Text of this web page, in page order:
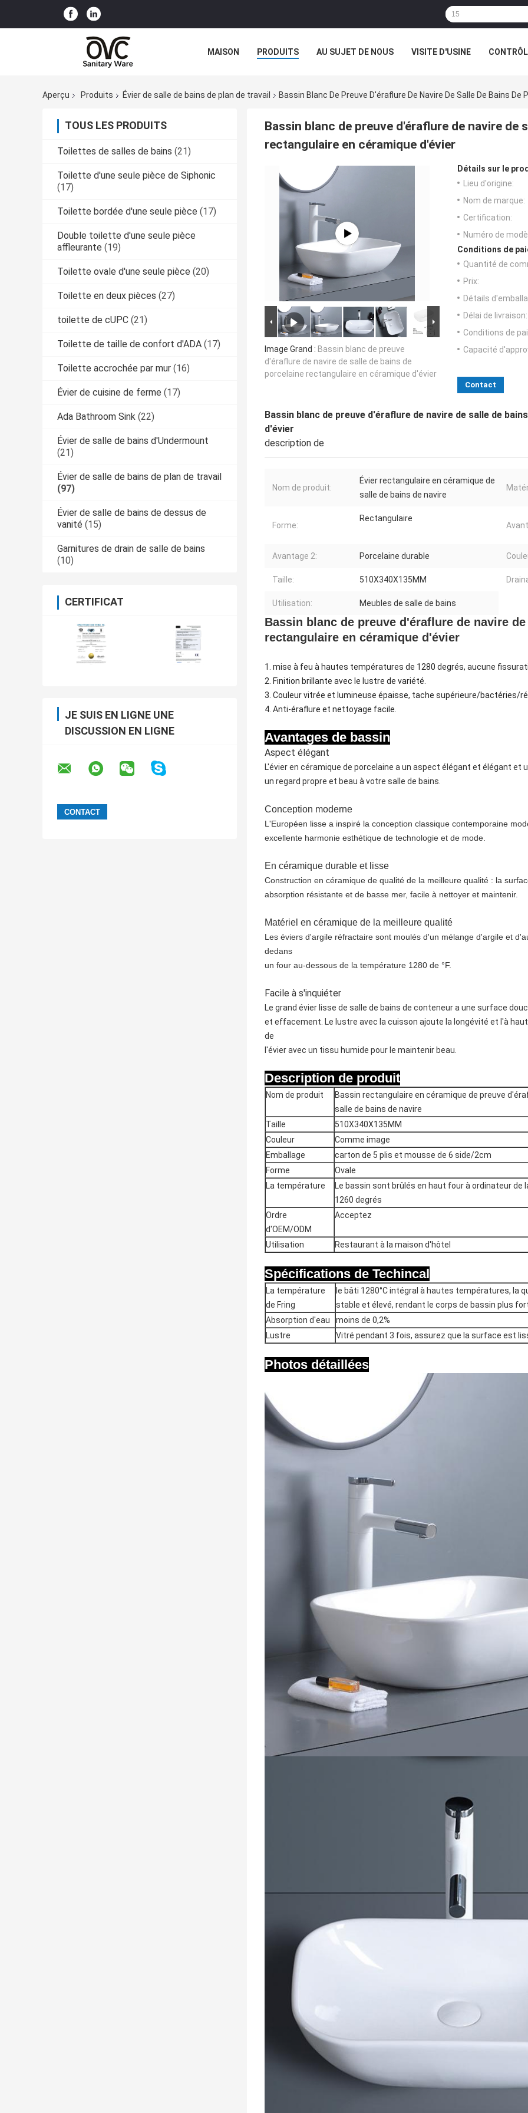
MAISON PRODUITS AU SUJET DE NOUS VISITE D'USINE
Aperçu Produits Évier de salle de bains de plan de travail Bassin Blanc De Preuve D'éraflure De Navire De Salle De Bains
TOUS LES PRODUITS
Toilettes de salles de bains (21)
Toilette d'une seule pièce de Siphonic
(17)
Toilette bordée d'une seule pièce (17)
Double toilette d'une seule pièce
affleurante (19)
Toilette ovale d'une seule pièce (20)
Toilette en deux pièces (27)
toilette de cUPC (21)
Toilette de taille de confort d'ADA (17)
Toilette accrochée par mur (16)
Évier de cuisine de ferme (17)
Ada Bathroom Sink (22)
Évier de salle de bains d'Undermount
(21)
Évier de salle de bains de plan de travail
(97)
Évier de salle de bains de dessus de
vanité (15)
Garnitures de drain de salle de bains
(10)
CERTIFICAT
JE SUIS EN LIGNE UNE
DISCUSSION EN LIGNE
Bassin blanc de preuve d'éraflure de navire de
rectangulaire en céramique d'évier
Image Grand : Bassin blanc de preuve
d'éraflure de navire de salle de bains de
porcelaine rectangulaire en céramique d'évier
Détails sur le
Lieu d'origine:
Nom de marque:
Certification:
Numéro de
Conditions de
Quantité de
Prix:
Détails
Délai de livraison:
Conditions de
Capacité
Contact
Bassin blanc de preuve d'éraflure de navire de salle de
d'évier
description de
Nom de produit:
Évier rectangulaire en céramique de
salle de bains de navire
Forme:
Rectangulaire
Avantage 2: Porcelaine durable
Taille: 510X340X135MM
Utilisation: Meubles de salle de bains
Bassin blanc de preuve d'éraflure de navire
rectangulaire en céramique d'évier
1. mise à feu à hautes températures de 1280 degrés, aucune
2. Finition brillante avec le lustre de variété.
3. Couleur vitrée et lumineuse épaisse, tache supérieure/bactéries/
4. Anti-éraflure et nettoyage facile.
Avantages de bassin
Aspect élégant
L'évier en céramique de porcelaine a un aspect élégant et élégant
un regard propre et beau à votre salle de bains.
Conception moderne
L'Européen lisse a inspiré la conception classique contemporaine
excellente harmonie esthétique de technologie et de mode.
En céramique durable et lisse
Construction en céramique de qualité de la meilleure qualité : la
absorption résistante et de basse mer, facile à nettoyer et maintenir.
Matériel en céramique de la meilleure qualité
Les éviers d'argile réfractaire sont moulés d'un mélange d'argile et
dedans
un four au-dessous de la température 1280 de °F.
Facile à s'inquiéter
Le grand évier lisse de salle de bains de conteneur a une surface
et effacement. Le lustre avec la cuisson ajoute la longévité et l'à
de
l'évier avec un tissu humide pour le maintenir beau.
Description de produit
Nom de produit
Bassin rectangulaire en céramique de preuve
salle de bains de navire
Taille
510X340X135MM
Couleur
Comme image
Emballage
carton de 5 plis et mousse de 6 side/2cm
Forme
Ovale
La température
Le bassin sont brûlés en haut four à ordinateur de
1260 degrés
Ordre
d'OEM/ODM
Acceptez
Utilisation Restaurant à la maison d'hôtel
Spécifications de Techincal
La température
de Fring
le bâti 1280°C intégral à hautes températures, la
stable et élevé, rendant le corps de bassin plus
Absorption d'eau
moins de 0,2%
Lustre
Vitré pendant 3 fois, assurez que la surface est
Photos détaillées